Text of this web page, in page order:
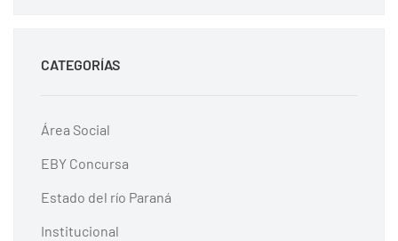
CATEGORÍAS
Área Social
EBY Concursa
Estado del río Paraná
Institucional